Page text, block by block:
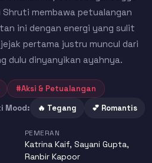
membawa petualangan
ini dengan energi yang sulit
pertama justru muncul dari
dulu dinyanyikan ayahnya.
#Aksi & Petualangan
Mood:
🔥 Tegang 💕 Romantis
PEMERAN
Katrina Kaif, Sayani Gupta,
Ranbir Kapoor